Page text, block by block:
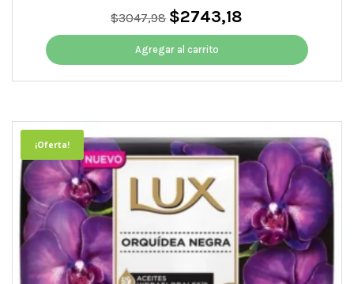
$3047,98 El
precio
original
era:
$3047,98.
$2743,18
precio
es:
$2743,18.
Agregar al carrito
¡Oferta!